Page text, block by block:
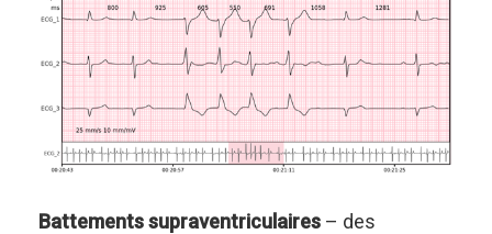
Battements supraventriculaires – des